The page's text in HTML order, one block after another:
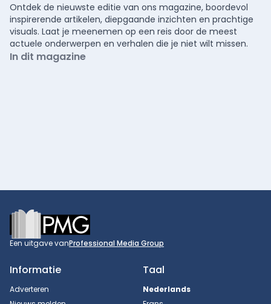
Ontdek de nieuwste editie van ons magazine, boordevol
inspirerende artikelen, diepgaande inzichten en prachtige
visuals. Laat je meenemen op een reis door de meest
actuele onderwerpen en verhalen die je niet wilt missen.
In dit magazine
Footer
Een uitgave vanProfessional Media Group
Informatie
Adverteren
Taal
Nederlands